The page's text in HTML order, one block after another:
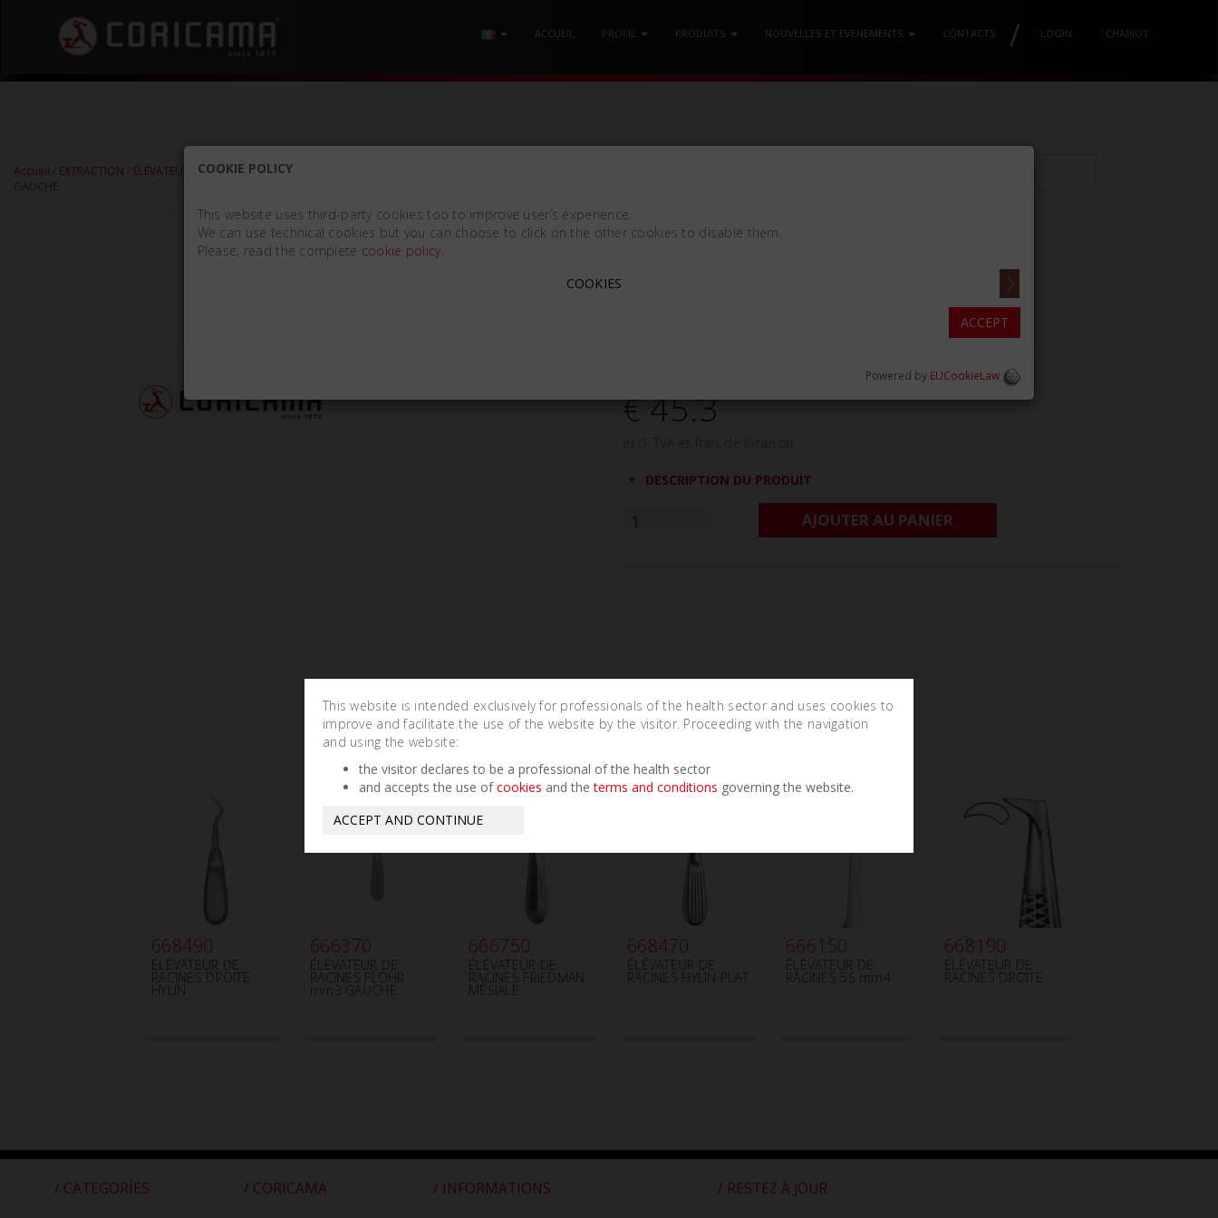
ACCUEIL PROFIL PRODUITS NOUVELLES ET EVENEMENTS CONTACTS / / LOGIN / CHARIOT
Accueil EXTRACTION ÉLÉVATEURS DE RACINES/ÉLÉVATEURS DE RACINES - MANCHE LONG
€ 45.3
DESCRIPTION DU PRODUIT
AJOUTER AU PANIER
668490
ÉLÉVATEUR DE
RACINES DROITE
HYLIN
666370
ÉLÉVATEUR DE
RACINES FLOHR
mm3 GAUCHE
666750
ÉLÉVATEUR DE
RACINES FRIEDMAN
MÉSIALE
668470
ÉLÉVATEUR DE
RACINES HYLIN PLAT
666150
ÉLÉVATEUR DE
RACINES 5S mm4
668190
ÉLÉVATEUR DE
RACINES DROITE
/ CATEGORÍES / CORICAMA / INFORMATIONS / RESTEZ À JOUR
This website is intended exclusively for professionals of the health sector and uses cookies to
improve and facilitate the use of the website by the visitor. Proceeding with the navigation
and using the website:
the visitor declares to be a professional of the health sector
and accepts the use ofcookies and theterms and conditions governing the website.
ACCEPT AND CONTINUE
COOKIE POLICY
This website uses third-party cookies too to improve user’s experience.
We can use technical cookies but you can choose to click on the other cookies to disable them.
Please, read the complete cookie policy.
COOKIES
ACCEPT
Powered by EUCookieLaw